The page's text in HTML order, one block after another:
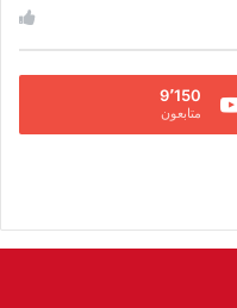
9٬150
متابعون